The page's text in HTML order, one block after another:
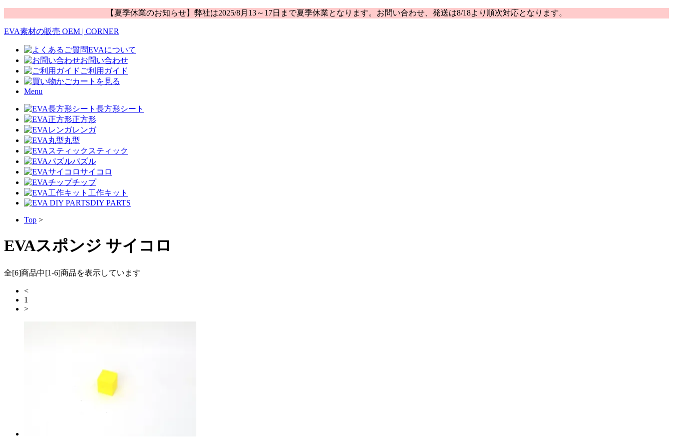
【夏季休業のお知らせ】弊社は2025/8月13～17日まで夏季休業となります。お問い合わせ、発送は8/18より順次対応となります。
EVA素材の販売 OEM | CORNER
EVAについて
お問い合わせ
ご利用ガイド
カートを見る
Menu
長方形シート
正方形
レンガ
丸型
スティック
パズル
サイコロ
チップ
工作キット
DIY PARTS
Top >
EVAスポンジ サイコロ
全[6]商品中[1-6]商品を表示しています
<
1
>